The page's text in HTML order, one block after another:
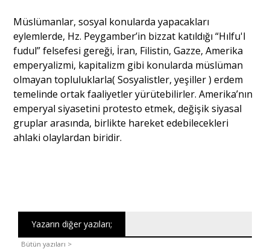
Müslümanlar, sosyal konularda yapacakları
eylemlerde, Hz. Peygamber’in bizzat katıldığı “Hılfu'l
fudul” felsefesi gereği, İran, Filistin, Gazze, Amerika
emperyalizmi, kapitalizm gibi konularda müslüman
olmayan topluluklarla( Sosyalistler, yeşiller ) erdem
temelinde ortak faaliyetler yürütebilirler. Amerika’nın
emperyal siyasetini protesto etmek, değişik siyasal
gruplar arasında, birlikte hareket edebilecekleri
ahlaki olaylardan biridir.
Yazarın diğer yazıları;
Bütün yazıları >